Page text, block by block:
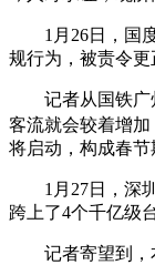
1月26日，国度
规行为，被责令更
记者从国铁广州
客流就会较着增
将启动，构成春节
1月27日，深圳
跨上了4个千亿级
记者寄望到，本